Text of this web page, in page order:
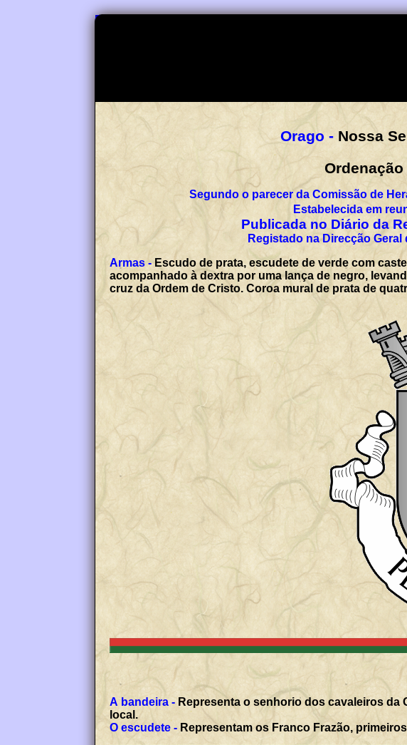
Orago - Nossa
Segundo o parecer da Comissão de
Estabelecida em
Publicada no Diário da
Registado na Direcção Geral
Armas - Escudo de prata, escudete de verde com
acompanhado à dextra por uma lança de negro,
cruz da Ordem de Cristo. Coroa mural de prata de
A bandeira -Representa o senhorio dos cavaleiros da
local.
O escudete - Representam os Franco Frazão,